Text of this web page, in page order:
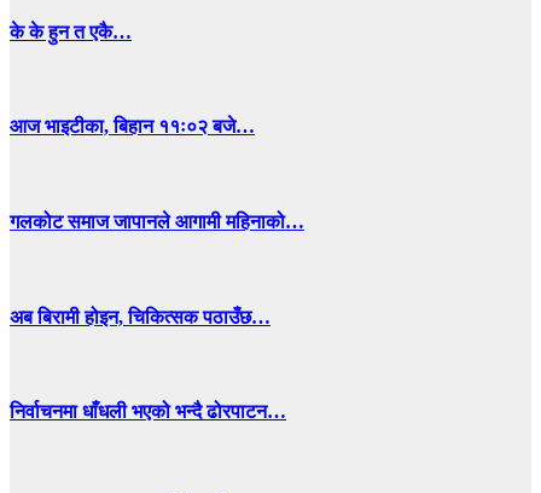
के के हुन त एकै…
आज भाइटीका, बिहान ११ः०२ बजे…
गलकोट समाज जापानले आगामी महिनाको…
अब बिरामी होइन, चिकित्सक पठाउँछ…
निर्वाचनमा धाँधली भएको भन्दै ढोरपाटन…